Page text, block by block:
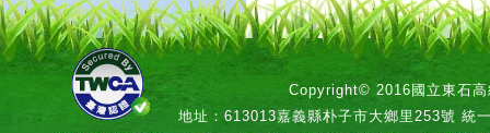
Copyright© 2016國立東石高
地址：613013嘉義縣朴子市大鄉里253號 統